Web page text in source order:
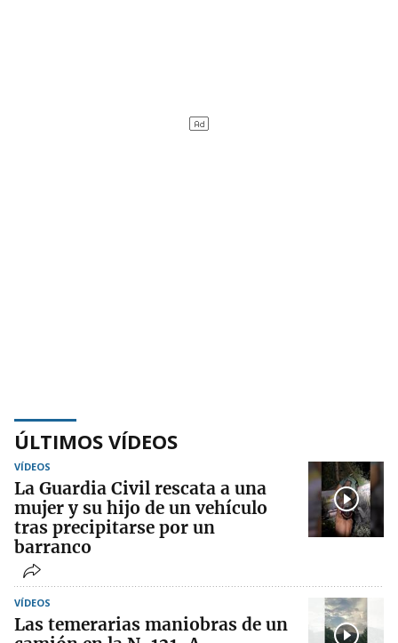
ÚLTIMOS VÍDEOS
VÍDEOS
La Guardia Civil rescata a una
mujer y su hijo de un vehículo
tras precipitarse por un
barranco
VÍDEOS
Las temerarias maniobras de un